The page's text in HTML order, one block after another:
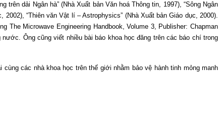
dải Ngân hà” (Nhà Xuất bản Văn hoá Thông tin, 1997), “Sông Ngân
“Thiên văn Vật lí – Astrophysics” (Nhà Xuất bản Giáo dục, 2000).
The Microwave Engineering Handbook, Volume 3, Publisher: Chapman
Ông cũng viết nhiều bài báo khoa học đăng trên các báo chí trong
các nhà khoa học trên thế giới nhằm bảo vệ hành tinh mỏng manh